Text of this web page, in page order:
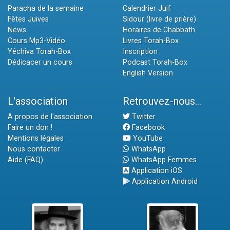
Paracha de la semaine
Fêtes Juives
News
Cours Mp3-Vidéo
Yéchiva Torah-Box
Dédicacer un cours
Calendrier Juif
Sidour (livre de prière)
Horaires de Chabbath
Livres Torah-Box
Inscription
Podcast Torah-Box
English Version
L'association
A propos de l'association
Faire un don !
Mentions légales
Nous contacter
Aide (FAQ)
Retrouvez-nous...
Twitter
Facebook
YouTube
WhatsApp
WhatsApp Femmes
Application iOS
Application Android